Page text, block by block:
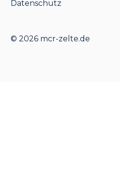
Datenschutz
© 2026 mcr-zelte.de